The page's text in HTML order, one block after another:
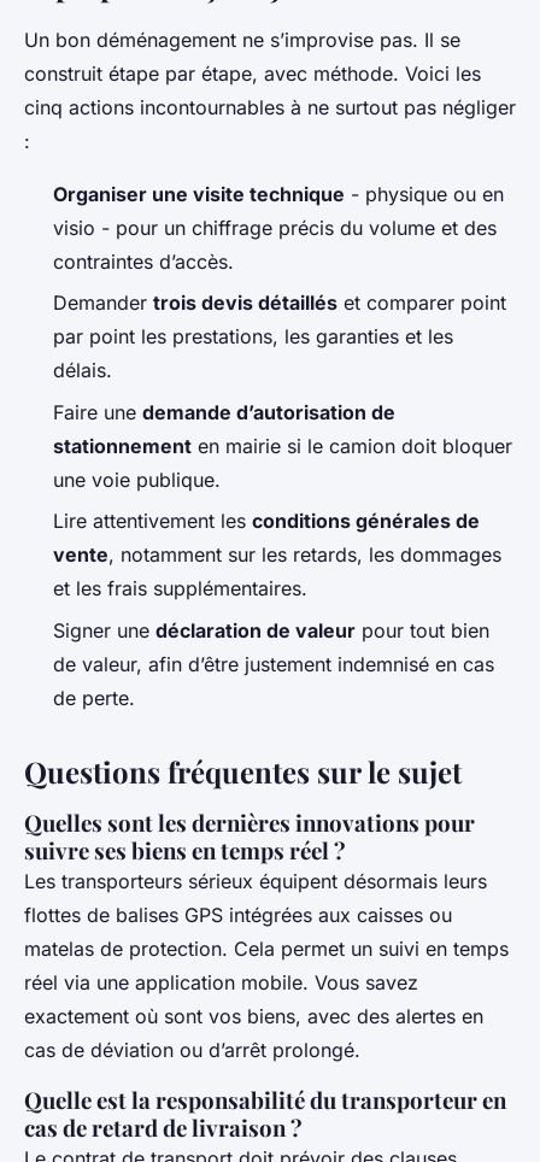
Un bon déménagement ne s’improvise pas. Il se
construit étape par étape, avec méthode. Voici les
cinq actions incontournables à ne surtout pas négliger
:
Organiser une visite technique - physique ou en
visio - pour un chiffrage précis du volume et des
contraintes d’accès.
Demander trois devis détaillés et comparer point
par point les prestations, les garanties et les
délais.
Faire une demande d’autorisation de
stationnement en mairie si le camion doit bloquer
une voie publique.
Lire attentivement les conditions générales de
vente, notamment sur les retards, les dommages
et les frais supplémentaires.
Signer une déclaration de valeur pour tout bien
de valeur, afin d’être justement indemnisé en cas
de perte.
Questions fréquentes sur le sujet
Quelles sont les dernières innovations pour
suivre ses biens en temps réel ?
Les transporteurs sérieux équipent désormais leurs
flottes de balises GPS intégrées aux caisses ou
matelas de protection. Cela permet un suivi en temps
réel via une application mobile. Vous savez
exactement où sont vos biens, avec des alertes en
cas de déviation ou d’arrêt prolongé.
Quelle est la responsabilité du transporteur en
cas de retard de livraison ?